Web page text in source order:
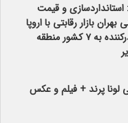
استانداردسازی و قیمت
بازار رقابتی با اروپا
ایجاد کرده است / صادرکننده به ۷ کشور منطقه
لونا پرند + فیلم و عکس